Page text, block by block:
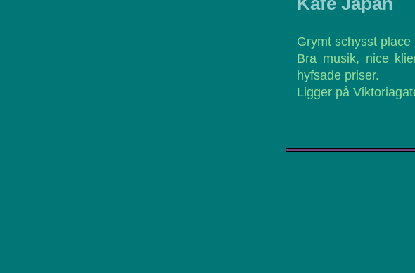
Grymt schysst
Bra musik, nice
hyfsade priser.
Ligger på